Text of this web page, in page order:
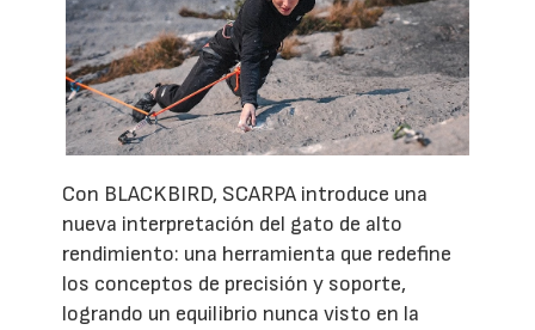
Con BLACKBIRD, SCARPA introduce una
nueva interpretación del gato de alto
rendimiento: una herramienta que redefine
los conceptos de precisión y soporte,
logrando un equilibrio nunca visto en la